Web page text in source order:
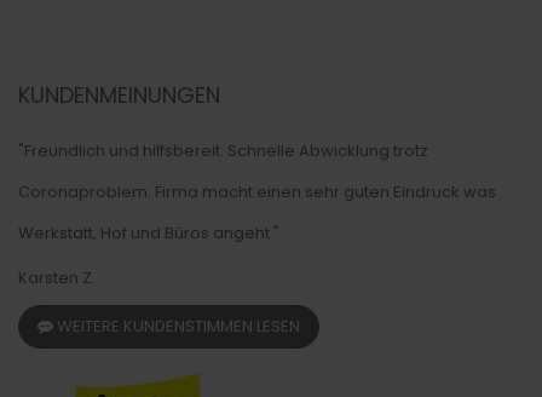
KUNDENMEINUNGEN
"Freundlich und hilfsbereit. Schnelle Abwicklung trotz
Coronaproblem. Firma macht einen sehr guten Eindruck was
Werkstatt, Hof und Büros angeht."
Karsten Z.
WEITERE KUNDENSTIMMEN LESEN